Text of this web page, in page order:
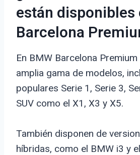
están disponibles
Barcelona
En BMW Barcelona
amplia gama de modelos,
populares Serie 1, Serie 3,
SUV como el X1, X3 y X5.
También disponen de
híbridas, como el BMW i3 y